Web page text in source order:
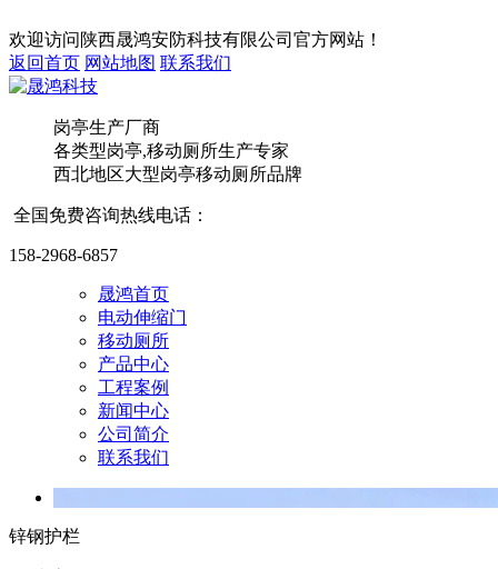
欢迎访问 陕西晟鸿安防科技有限公司 官方网站！
返回首页 网站地图 联系我们
岗亭生产厂商
各类型岗亭,移动厕所生产专家
西北地区大型岗亭移动厕所品牌
全国免费咨询热线电话：
158-2968-6857
晟鸿首页
电动伸缩门
移动厕所
产品中心
工程案例
新闻中心
公司简介
联系我们
锌钢护栏